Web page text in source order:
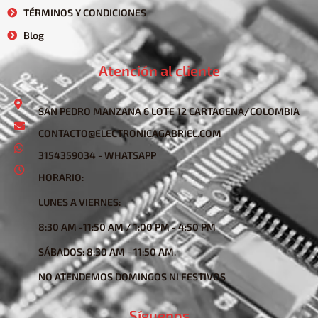
TÉRMINOS Y CONDICIONES
Blog
Atención al cliente
SAN PEDRO MANZANA 6 LOTE 12 CARTAGENA/COLOMBIA
CONTACTO@ELECTRONICAGABRIEL.COM
3154359034 - WHATSAPP
HORARIO:
LUNES A VIERNES:
8:30 AM -11:50 AM / 1:00 PM - 4:50 PM
SÁBADOS: 8:30 AM - 11:50 AM.
NO ATENDEMOS DOMINGOS NI FESTIVOS